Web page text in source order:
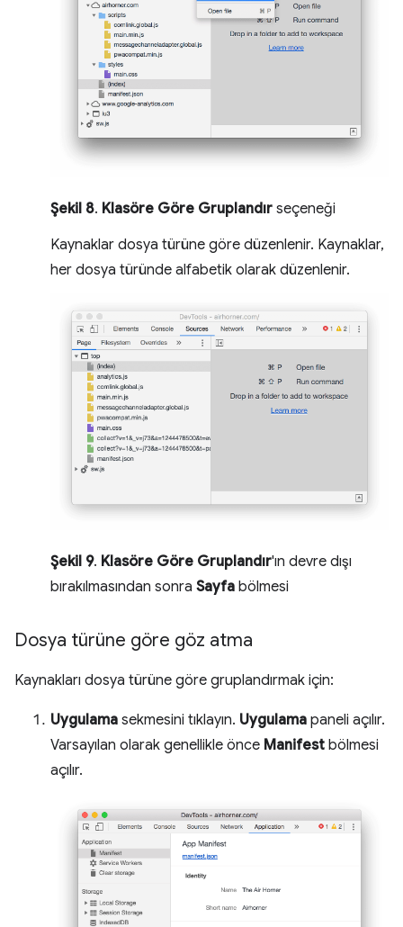
Şekil 8. Klasöre Göre Gruplandır seçeneği
Kaynaklar dosya türüne göre düzenlenir. Kaynaklar,
her dosya türünde alfabetik olarak düzenlenir.
Şekil 9. Klasöre Göre Gruplandır'ın devre dışı
bırakılmasından sonra Sayfa bölmesi
Dosya türüne göre göz atma
Kaynakları dosya türüne göre gruplandırmak için:
Uygulama sekmesini tıklayın. Uygulama paneli açılır.
Varsayılan olarak genellikle önce Manifest bölmesi
açılır.